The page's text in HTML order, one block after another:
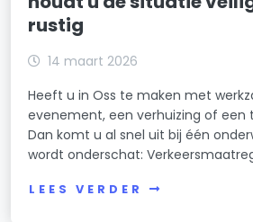
rustig
14 maart 2026
Heeft u in Oss te maken met
evenement, een verhuizing of een
Dan komt u al snel uit bij één
wordt onderschat:
LEES VERDER